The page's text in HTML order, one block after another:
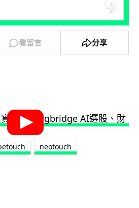
看留言 分享
neotouch